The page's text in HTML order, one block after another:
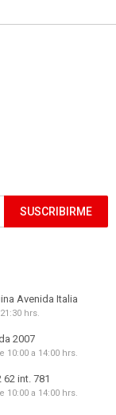
SUSCRIBIRME
Avenida Italia
hrs.
2007
10:00 a 14:00 hrs.
int. 781
10:00 a 14:00 hrs.